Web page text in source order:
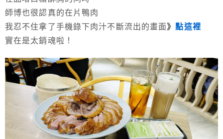
師博也很認真的在片鴨肉
我忍不住拿了手機錄下肉汁不斷流出的畫面》點這裡
實在是太銷魂啦！